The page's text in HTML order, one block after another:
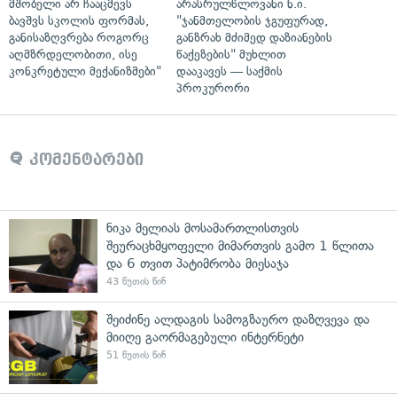
მშობელი არ ჩააცმევს
ბავშვს სკოლის ფორმას,
განისაზღვრება როგორც
აღმზრდელობითი, ისე
კონკრეტული მექანიზმები"
არასრულწლოვანი ნ.ი.
"ჯანმთელობის ჯგუფურად,
განზრახ მძიმედ დაზიანების
წაქეზების" მუხლით
დააკავეს — საქმის
პროკურორი
კომენტარები
ნიკა მელიას მოსამართლისთვის
შეურაცხმყოფელი მიმართვის გამო 1 წლითა
და 6 თვით პატიმრობა მიესაჯა
43 წუთის წინ
შეიძინე ალდაგის სამოგზაურო დაზღვევა და
მიიღე გაორმაგებული ინტერნეტი
51 წუთის წინ